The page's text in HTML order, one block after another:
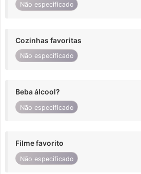
Não especificado
Cozinhas favoritas
Não especificado
Beba álcool?
Não especificado
Filme favorito
Não especificado